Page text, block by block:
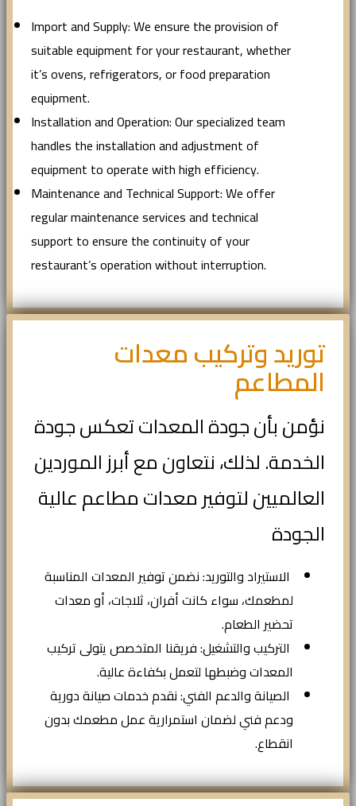
Import and Supply: We ensure the provision of
suitable equipment for your restaurant, whether
it’s ovens, refrigerators, or food preparation
equipment.
Installation and Operation: Our specialized team
handles the installation and adjustment of
equipment to operate with high efficiency.
Maintenance and Technical Support: We offer
regular maintenance services and technical
support to ensure the continuity of your
restaurant’s operation without interruption.
توريد وتركيب معدات
المطاعم
نؤمن بأن جودة المعدات تعكس جودة
الخدمة. لذلك، نتعاون مع أبرز الموردين
العالميين لتوفير معدات مطاعم عالية
الجودة
الاستيراد والتوريد: نضمن توفير المعدات المناسبة
لمطعمك، سواء كانت أفران، ثلاجات، أو معدات
تحضير الطعام.
التركيب والتشغيل: فريقنا المتخصص يتولى تركيب
المعدات وضبطها لتعمل بكفاءة عالية.
الصيانة والدعم الفني: نقدم خدمات صيانة دورية
ودعم فني لضمان استمرارية عمل مطعمك بدون
انقطاع.